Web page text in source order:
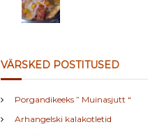
VÄRSKED POSTITUSED
Porgandikeeks ” Muinasjutt “
Arhangelski kalakotletid